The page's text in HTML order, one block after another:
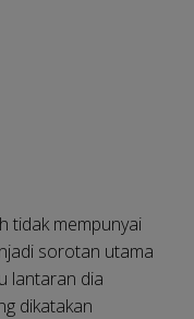
tidak mempunyai
sorotan utama
lantaran dia
dikatakan